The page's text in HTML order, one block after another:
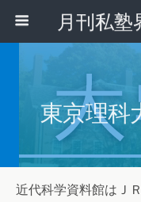
東京理科
近代科学資料館はＪ